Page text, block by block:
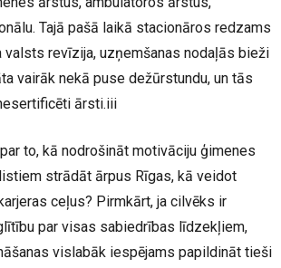
Tajā pašā laikā stacionāros redzams
valsts revīzija, uzņemšanas nodaļās bieži
vairāk nekā puse dežūrstundu, un tās
ārsti.iii
to, kā nodrošināt motivāciju ģimenes
strādāt ārpus Rīgas, kā veidot
ceļus? Pirmkārt, ja cilvēks ir
par visas sabiedrības līdzekļiem,
vislabāk iespējams papildināt tieši